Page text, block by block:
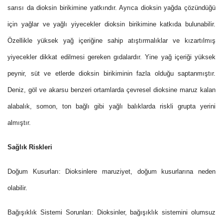
sarısı da dioksin birikimine yatkındır. Ayrıca dioksin yağda çözündüğü
için yağlar ve yağlı yiyecekler dioksin birikimine katkıda bulunabilir.
Özellikle yüksek yağ içeriğine sahip atıştırmalıklar ve kızartılmış
yiyecekler dikkat edilmesi gereken gıdalardır. Yine yağ içeriği yüksek
peynir, süt ve etlerde dioksin birikiminin fazla olduğu saptanmıştır.
Deniz, göl ve akarsu benzeri ortamlarda çevresel dioksine maruz kalan
alabalık, somon, ton bağlı gibi yağlı balıklarda riskli grupta yerini
almıştır.
Sağlık Riskleri
Doğum Kusurları: Dioksinlere maruziyet, doğum kusurlarına neden
olabilir.
Bağışıklık Sistemi Sorunları: Dioksinler, bağışıklık sistemini olumsuz